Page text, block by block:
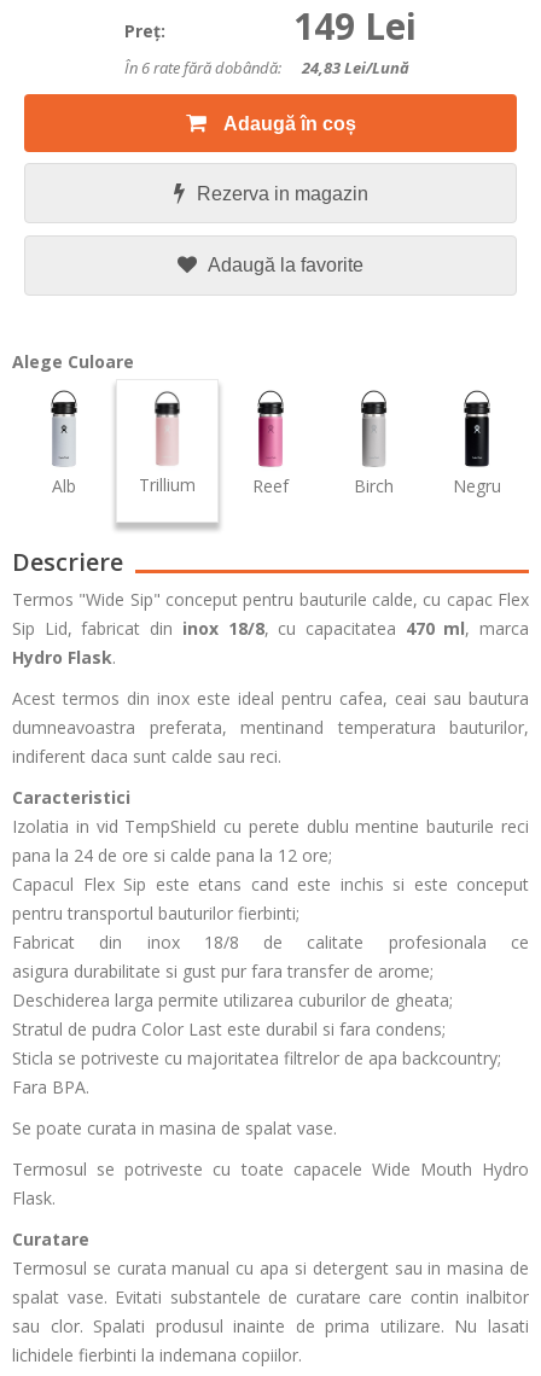
Preţ: 149 Lei
În 6 rate fără dobândă: 24,83Lei/lună
Adaugă în coș
Rezerva in magazin
Adaugă la favorite
Alege Culoare
Alb Trillium Reef Birch Negru
Descriere
Termos "Wide Sip" conceput pentru bauturile calde, cu capac Flex
Sip Lid, fabricat din inox 18/8, cu capacitatea 470 ml, marca
Hydro Flask.
Acest termos din inox este ideal pentru cafea, ceai sau bautura
dumneavoastra preferata, mentinand temperatura bauturilor,
indiferent daca sunt calde sau reci.
Caracteristici
Izolatia in vid TempShield cu perete dublu mentine bauturile reci
pana la 24 de ore si calde pana la 12 ore;
Capacul Flex Sip este etans cand este inchis si este conceput
pentru transportul bauturilor fierbinti;
Fabricat din inox 18/8 de calitate profesionala ce
asigura durabilitate si gust pur fara transfer de arome;
Deschiderea larga permite utilizarea cuburilor de gheata;
Stratul de pudra Color Last este durabil si fara condens;
Sticla se potriveste cu majoritatea filtrelor de apa backcountry;
Fara BPA.
Se poate curata in masina de spalat vase.
Termosul se potriveste cu toate capacele Wide Mouth Hydro
Flask.
Curatare
Termosul se curata manual cu apa si detergent sau in masina de
spalat vase. Evitati substantele de curatare care contin inalbitor
sau clor. Spalati produsul inainte de prima utilizare. Nu lasati
lichidele fierbinti la indemana copiilor.